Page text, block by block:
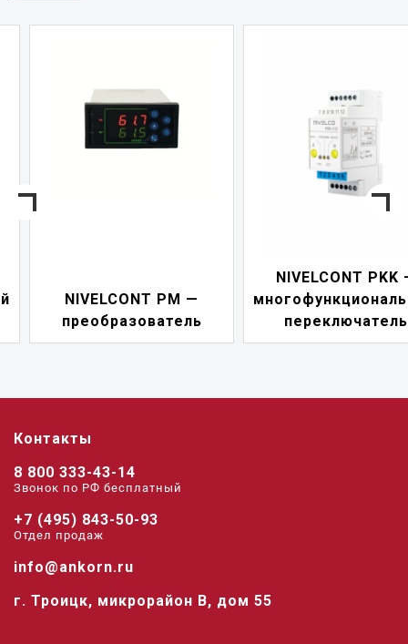
NIVELCONT PM —
преобразователь
NIVELCONT PKK —
переключатель
Контакты
8 800 333-43-14
Звонок по РФ беcплатный
+7 (495) 843-50-93
Отдел продаж
info@ankorn.ru
г. Троицк, микрорайон В, дом 55